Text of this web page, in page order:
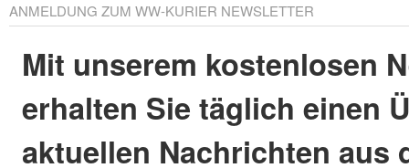
ANMELDUNG ZUM WW-KURIER NEWSLETTER
Mit unserem kostenlosen
erhalten Sie täglich einen
aktuellen Nachrichten aus